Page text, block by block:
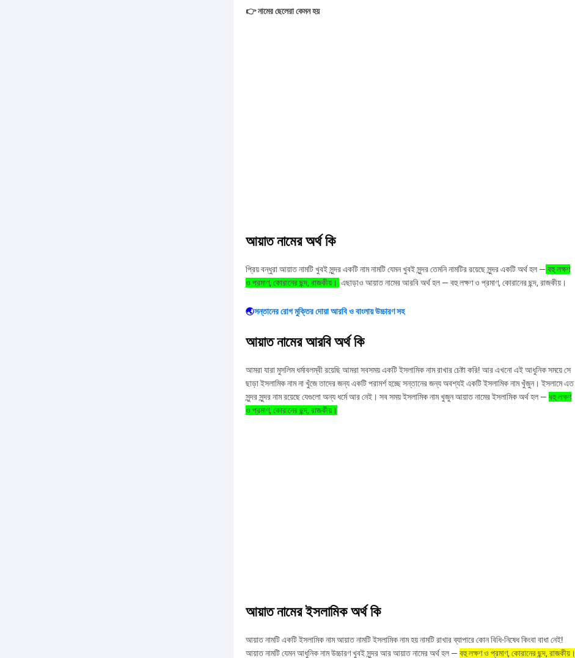
👉নামের ছেলেরা কেমন হয়
আয়াত নামের অর্থ কি
প্রিয় বন্ধুরা আয়াত নামটি খুবই সুন্দর একটি নাম নামটি যেমন খুবই সুন্দর তেমনি নামটির রয়েছে সুন্দর একটি অর্থ হল — বহু লক্ষণ
ও প্রমাণ, কোরানের ছন্দ, রাজকীয়। এছাড়াও আয়াত নামের আরবি অর্থ হল — বহু লক্ষণ ও প্রমাণ, কোরানের ছন্দ, রাজকীয়।
🌏সন্তানেররোগমুক্তিরদোয়াআরবিওবাংলায়উচ্চারণসহ
আয়াত নামের আরবি অর্থ কি
আমরা যারা মুসলিম ধর্মাবলম্বী রয়েছি আমরা সবসময় একটি ইসলামিক নাম রাখার চেষ্টা করি! আর এখনো এই আধুনিক সময়ে সে
ছাড়া ইসলামিক নাম না খুঁজে তাদের জন্য একটি পরামর্শ হচ্ছে সন্তানের জন্য অবশ্যই একটি ইসলামিক নাম খুঁজুন। ইসলামে এত
সুন্দর সুন্দর নাম রয়েছে যেগুলো অন্য ধর্মে আর নেই। সব সময় ইসলামিক নাম খুজুন আয়াত নামের ইসলামিক অর্থ হল — বহু লক্ষণ
ও প্রমাণ, কোরানের ছন্দ, রাজকীয়।
আয়াত নামের ইসলামিক অর্থ কি
আয়াত নামটি একটি ইসলামিক নাম আয়াত নামটি ইসলামিক নাম হয় নামটি রাখার ব্যাপারে কোন বিধি-নিষেধ কিংবা বাধা নেই!
আয়াত নামটি যেমন আধুনিক নাম উচ্চারণ খুবই সুন্দর আর আয়াত নামের অর্থ হল — বহু লক্ষণ ও প্রমাণ, কোরানের ছন্দ, রাজকীয়।